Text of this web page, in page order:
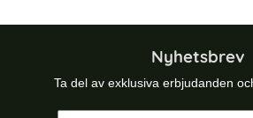
Nyhetsbrev
Ta del av exklusiva erbjudanden